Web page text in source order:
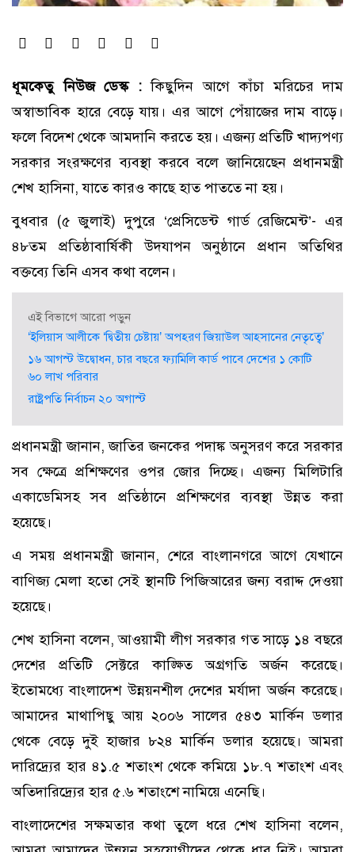
ধূমকেতু নিউজ ডেস্ক :কিছুদিন আগে কাঁচা মরিচের দাম
অস্বাভাবিক হারে বেড়ে যায়। এর আগে পেঁয়াজের দাম বাড়ে।
ফলে বিদেশ থেকে আমদানি করতে হয়। এজন্য প্রতিটি খাদ্যপণ্য
সরকার সংরক্ষণের ব্যবস্থা করবে বলে জানিয়েছেন প্রধানমন্ত্রী
শেখ হাসিনা, যাতে কারও কাছে হাত পাততে না হয়।
বুধবার (৫ জুলাই) দুপুরে ‘প্রেসিডেন্ট গার্ড রেজিমেন্ট’- এর
৪৮তম প্রতিষ্ঠাবার্ষিকী উদযাপন অনুষ্ঠানে প্রধান অতিথির
বক্তব্যে তিনি এসব কথা বলেন।
এই বিভাগে আরো পড়ুন
‘ইলিয়াস আলীকে ‘দ্বিতীয় চেষ্টায়’ অপহরণ জিয়াউল আহসানের নেতৃত্বে’
১৬ আগস্ট উদ্বোধন, চার বছরে ফ্যামিলি কার্ড পাবে দেশের ১ কোটি
৬০ লাখ পরিবার
রাষ্ট্রপতি নির্বাচন ২০ অগাস্ট
প্রধানমন্ত্রী জানান, জাতির জনকের পদাঙ্ক অনুসরণ করে সরকার
সব ক্ষেত্রে প্রশিক্ষণের ওপর জোর দিচ্ছে। এজন্য মিলিটারি
একাডেমিসহ সব প্রতিষ্ঠানে প্রশিক্ষণের ব্যবস্থা উন্নত করা
হয়েছে।
এ সময় প্রধানমন্ত্রী জানান, শেরে বাংলানগরে আগে যেখানে
বাণিজ্য মেলা হতো সেই স্থানটি পিজিআরের জন্য বরাদ্দ দেওয়া
হয়েছে।
শেখ হাসিনা বলেন, আওয়ামী লীগ সরকার গত সাড়ে ১৪ বছরে
দেশের প্রতিটি সেক্টরে কাঙ্ক্ষিত অগ্রগতি অর্জন করেছে।
ইতোমধ্যে বাংলাদেশ উন্নয়নশীল দেশের মর্যাদা অর্জন করেছে।
আমাদের মাথাপিছু আয় ২০০৬ সালের ৫৪৩ মার্কিন ডলার
থেকে বেড়ে দুই হাজার ৮২৪ মার্কিন ডলার হয়েছে। আমরা
দারিদ্র্যের হার ৪১.৫ শতাংশ থেকে কমিয়ে ১৮.৭ শতাংশ এবং
অতিদারিদ্র্যের হার ৫.৬ শতাংশে নামিয়ে এনেছি।
বাংলাদেশের সক্ষমতার কথা তুলে ধরে শেখ হাসিনা বলেন,